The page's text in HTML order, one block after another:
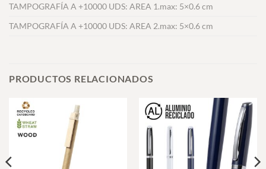
TAMPOGRAFÍA A +10000 UDS: AREA 1.max: 5×0.6 cm
TAMPOGRAFÍA A +10000 UDS: AREA 2.max: 5×0.6 cm
PRODUCTOS RELACIONADOS